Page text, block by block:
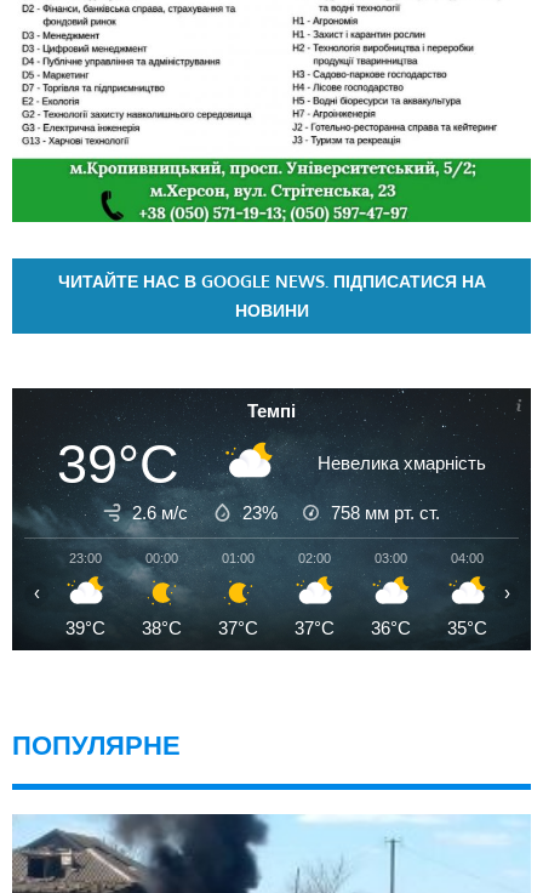
ЧИТАЙТЕ НАС В GOOGLE NEWS. ПІДПИСАТИСЯ НА
НОВИНИ
Темпі
39°C Невелика хмарність
2.6 м/с 23% 758 мм рт. ст.
23:00
39°C
00:00
38°C
01:00
37°C
02:00
37°C
03:00
36°C
04:00
35°C
‹ ›
ПОПУЛЯРНЕ